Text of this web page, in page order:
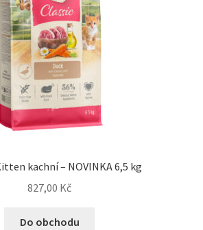
kachní – NOVINKA 6,5 kg
827,00 Kč
Do obchodu